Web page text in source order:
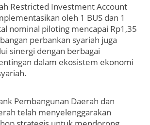
Restricted Investment Account
oleh 1 BUS dan 1
nominal piloting mencapai Rp1,35
perbankan syariah juga
sinergi dengan berbagai
dalam ekosistem ekonomi
Pembangunan Daerah dan
telah menyelenggarakan